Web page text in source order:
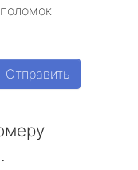
Отправить
.